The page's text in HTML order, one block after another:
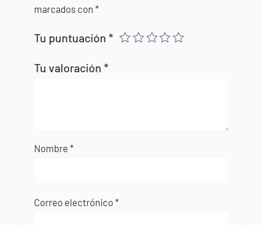
marcados con*
Tu puntuación*
Tu valoración*
Nombre*
Correo electrónico*